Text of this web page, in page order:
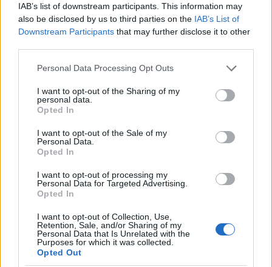
IAB’s list of downstream participants. This information may
also be disclosed by us to third parties on the IAB’s List of
Downstream Participants that may further disclose it to other
Please note that this website/app uses one or more Google
not limited to your visit or usage behaviour. You may click to
grant or deny consent to Google and its third-party tags to
use your data for below specified purposes in below Google
consent section.
Personal Data Processing Opt Outs
I want to opt-out of the Sharing of my
personal data.
Opted In
I want to opt-out of the Sale of my
Personal Data.
Opted In
I want to opt-out of processing my
Personal Data for Targeted Advertising.
Opted In
I want to opt-out of Collection, Use,
Retention, Sale, and/or Sharing of my
Personal Data that Is Unrelated with the
Purposes for which it was collected.
Opted Out
Aktuális kiállításaink